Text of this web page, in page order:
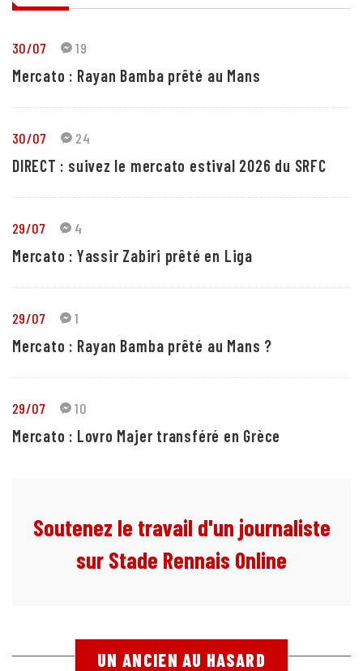
30/07 19
Mercato : Rayan Bamba prêté au Mans
30/07 24
DIRECT : suivez le mercato estival 2026 du SRFC
29/07 4
Mercato : Yassir Zabiri prêté en Liga
29/07 1
Mercato : Rayan Bamba prêté au Mans ?
29/07 10
Mercato : Lovro Majer transféré en Grèce
Soutenez le travail d'un journaliste
sur Stade Rennais Online
UN ANCIEN AU HASARD